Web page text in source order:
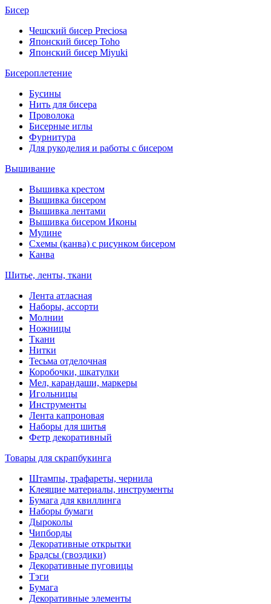
Бисер
Чешский бисер Preciosa
Японский бисер Toho
Японский бисер Miyuki
Бисероплетение
Бусины
Нить для бисера
Проволока
Бисерные иглы
Фурнитура
Для рукоделия и работы с бисером
Вышивание
Вышивка крестом
Вышивка бисером
Вышивка лентами
Вышивка бисером Иконы
Мулине
Схемы (канва) с рисунком бисером
Канва
Шитье, ленты, ткани
Лента атласная
Наборы, ассорти
Молнии
Ножницы
Ткани
Нитки
Тесьма отделочная
Коробочки, шкатулки
Мел, карандаши, маркеры
Игольницы
Инструменты
Лента капроновая
Наборы для шитья
Фетр декоративный
Товары для скрапбукинга
Штампы, трафареты, чернила
Клеящие материалы, инструменты
Бумага для квиллинга
Наборы бумаги
Дыроколы
Чипборды
Декоративные открытки
Брадсы (гвоздики)
Декоративные пуговицы
Тэги
Бумага
Декоративные элементы